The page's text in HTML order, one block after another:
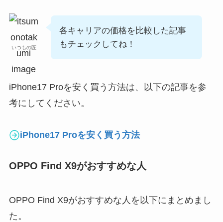
いつもの匠
各キャリアの価格を比較した記事
もチェックしてね！
iPhone17 Proを安く買う方法は、以下の記事を参
考にしてください。
iPhone17 Proを安く買う方法
OPPO Find X9がおすすめな人
OPPO Find X9がおすすめな人を以下にまとめまし
た。